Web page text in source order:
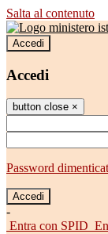
Salta al contenuto
Accedi
Accedi
button close ×
Password
-
Entra con SPID